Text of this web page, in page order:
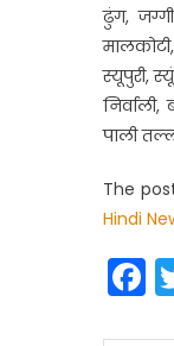
ढुंग,
स्यूपुरी,
पाली
The
Hindi